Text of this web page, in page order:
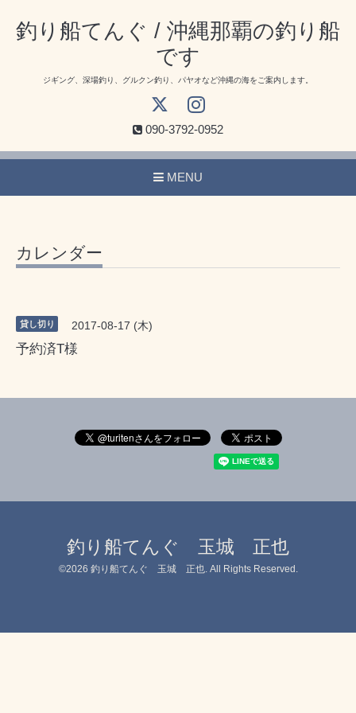
釣り船てんぐ / 沖縄那覇の釣り船
です
ジギング、深場釣り、グルクン釣り、パヤオなど沖縄の海をご案内します。
090-3792-0952
MENU
カレンダー
貸し切り 2017-08-17 (木)
予約済T様
釣り船てんぐ 玉城 正也
©2026 釣り船てんぐ 玉城 正也. All Rights Reserved.